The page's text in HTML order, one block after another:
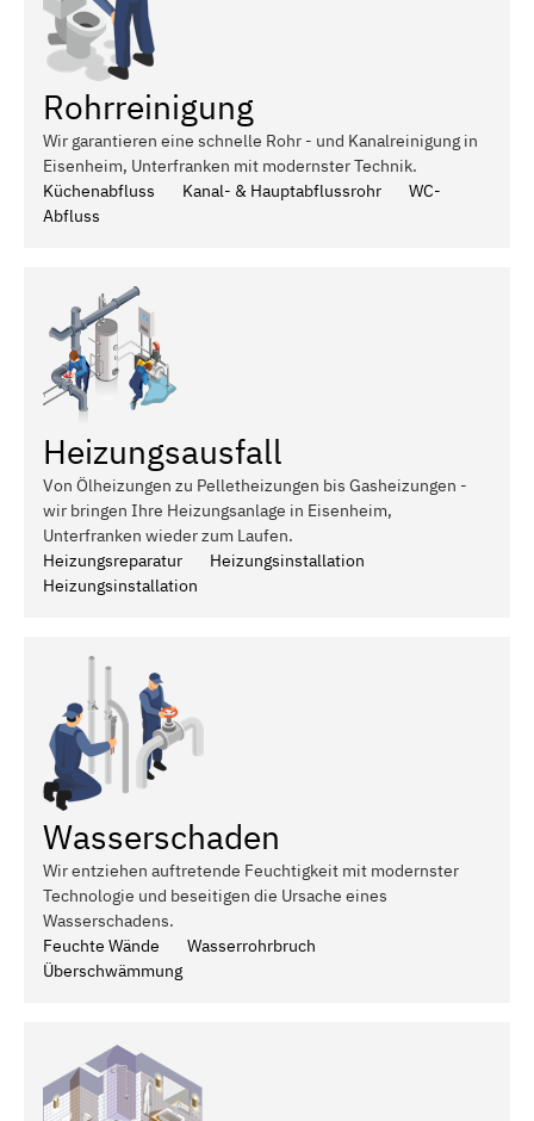
Rohrreinigung
Wir garantieren eine schnelle Rohr - und Kanalreinigung in
Eisenheim, Unterfranken mit modernster Technik.
Küchenabfluss
Kanal- & Hauptabflussrohr
WC-
Abfluss
Heizungsausfall
Von Ölheizungen zu Pelletheizungen bis Gasheizungen -
wir bringen Ihre Heizungsanlage in Eisenheim,
Unterfranken wieder zum Laufen.
Heizungsreparatur
Heizungsinstallation
Heizungsinstallation
Wasserschaden
Wir entziehen auftretende Feuchtigkeit mit modernster
Technologie und beseitigen die Ursache eines
Wasserschadens.
Feuchte Wände
Wasserrohrbruch
Überschwämmung